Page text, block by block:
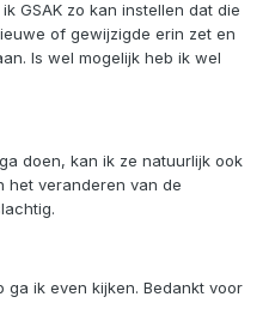
GSAK zo kan instellen dat die
of gewijzigde erin zet en
Is wel mogelijk heb ik wel
doen, kan ik ze natuurlijk ook
het veranderen van de
ga ik even kijken. Bedankt voor